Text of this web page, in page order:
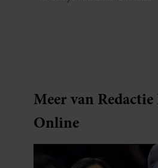
Meer van
Online